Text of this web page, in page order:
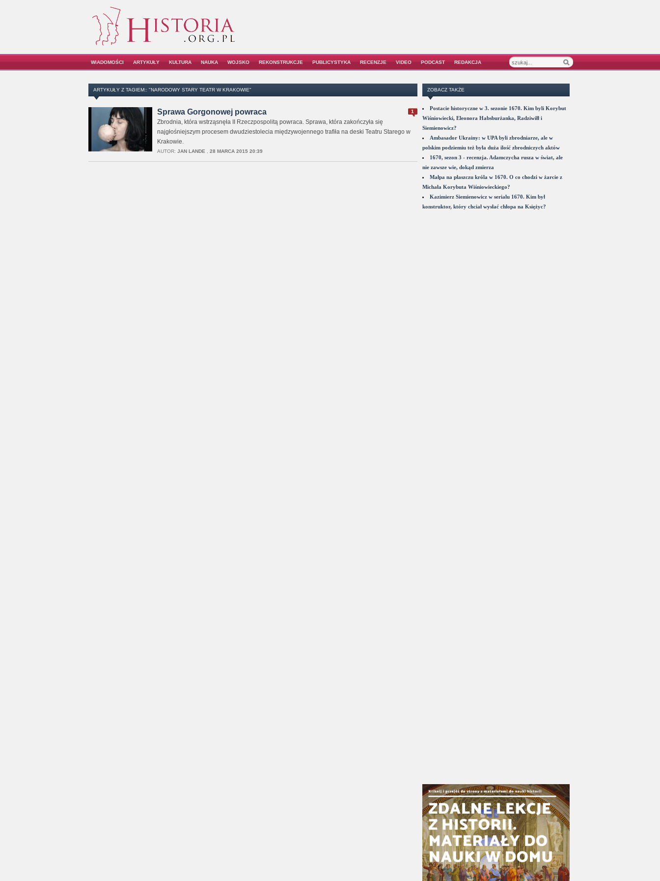
WIADOMOŚCI ARTYKUŁY KULTURA NAUKA WOJSKO REKONSTRUKCJE PUBLICYSTYKA RECENZJE VIDEO PODCAST REDAKCJA
ARTYKUŁY Z TAGIEM:: "NARODOWY STARY TEATR W KRAKOWIE"
1
Sprawa Gorgonowej powraca
Zbrodnia, która wstrząsnęła II Rzeczpospolitą powraca. Sprawa, która zakończyła się
najgłośniejszym procesem dwudziestolecia międzywojennego trafiła na deski Teatru Starego w
Krakowie.
AUTOR: JAN LANDE 28 MARCA 2015 20:39
ZOBACZ TAKŻE
Postacie historyczne w 3. sezonie 1670. Kim byli Korybut
Wiśniowiecki, Eleonora Habsburżanka, Radziwiłł i
Siemienowicz?
Ambasador Ukrainy: w UPA byli zbrodniarze, ale w
polskim podziemiu też była duża ilość zbrodniczych aktów
1670, sezon 3 - recenzja. Adamczycha rusza w świat, ale
nie zawsze wie, dokąd zmierza
Małpa na płaszczu króla w 1670. O co chodzi w żarcie z
Michała Korybuta Wiśniowieckiego?
Kazimierz Siemienowicz w serialu 1670. Kim był
konstruktor, który chciał wysłać chłopa na Księżyc?